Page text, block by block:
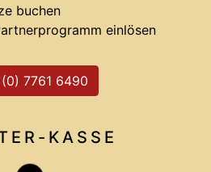
buchen
einlösen
7761 6490
KASSE